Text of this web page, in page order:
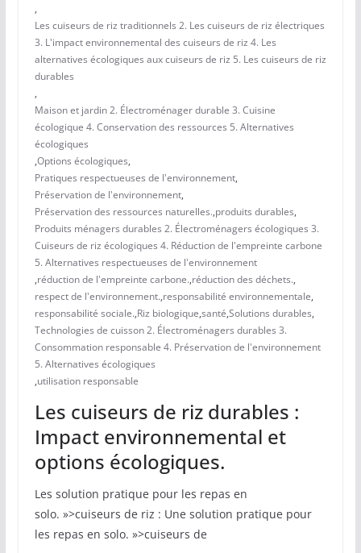
,
Les cuiseurs de riz traditionnels 2. Les cuiseurs de riz électriques
3. L'impact environnemental des cuiseurs de riz 4. Les
alternatives écologiques aux cuiseurs de riz 5. Les cuiseurs de riz
durables
,
Maison et jardin 2. Électroménager durable 3. Cuisine
écologique 4. Conservation des ressources 5. Alternatives
écologiques
,Options écologiques,
Pratiques respectueuses de l'environnement,
Préservation de l'environnement,
Préservation des ressources naturelles.,produits durables,
Produits ménagers durables 2. Électroménagers écologiques 3.
Cuiseurs de riz écologiques 4. Réduction de l'empreinte carbone
5. Alternatives respectueuses de l'environnement
,réduction de l'empreinte carbone.,réduction des déchets.,
respect de l'environnement.,responsabilité environnementale,
responsabilité sociale.,Riz biologique,santé,Solutions durables,
Technologies de cuisson 2. Électroménagers durables 3.
Consommation responsable 4. Préservation de l'environnement
5. Alternatives écologiques
,utilisation responsable
Les cuiseurs de riz durables :
Impact environnemental et
options écologiques.
Les solution pratique pour les repas en
solo. »>cuiseurs de riz : Une solution pratique pour
les repas en solo. »>cuiseurs de